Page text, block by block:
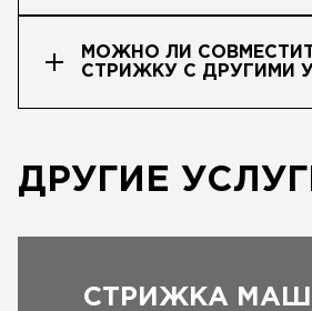
МОЖНО ЛИ
СТРИЖКУ С ДРУГИМИ
ДРУГИЕ
СТРИЖКА